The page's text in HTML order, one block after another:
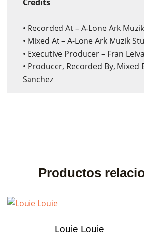
Credits
• Recorded At – A-Lone Ark
• Mixed At – A-Lone Ark Muzik
• Executive Producer – Fran Leiva
• Producer, Recorded By, Mixed
Sanchez
Productos
Louie Louie